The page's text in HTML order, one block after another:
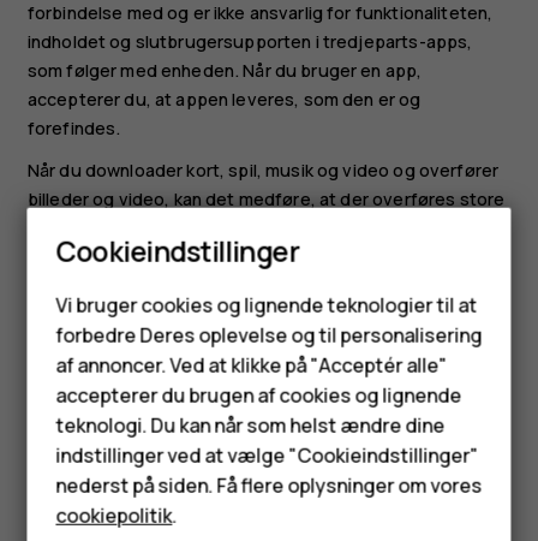
Smartphones
Feature-telefoner
Tilbehør
HMD Terra M
Tablets
forbindelse med og er ikke ansvarlig for funktionaliteten,
indholdet og slutbrugersupporten i tredjeparts-apps,
som følger med enheden. Når du bruger en app,
accepterer du, at appen leveres, som den er og
forefindes.
Når du downloader kort, spil, musik og video og overfører
billeder og video, kan det medføre, at der overføres store
betales for datatrafikken. De specifikke produkter,
fra område til område. Forhør dig hos din lokale forhandler
for at få yderligere oplysninger, også om mulige
sprogindstillinger.
Visse funktioner, funktionaliteter og
produktspecifikationer kan være netværksafhængige og
underlagt yderligere vilkår, betingelser og gebyrer.
Alle specifikationer, funktioner og andre
Cookieindstillinger
Vi bruger cookies og lignende teknologier til at
forbedre Deres oplevelse og til personalisering
af annoncer. Ved at klikke på "Acceptér alle"
accepterer du brugen af cookies og lignende
teknologi. Du kan når som helst ændre dine
indstillinger ved at vælge "Cookieindstillinger"
nederst på siden. Få flere oplysninger om vores
cookiepolitik.